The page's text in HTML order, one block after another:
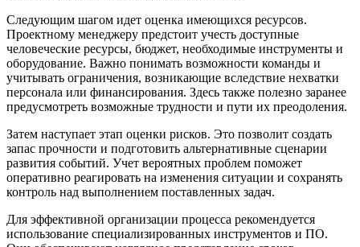
Следующим шагом идет оценка имеющихся ресурсов.
Проектному менеджеру предстоит учесть доступные
человеческие ресурсы, бюджет, необходимые инструменты и
оборудование. Важно понимать возможности команды и
учитывать ограничения, возникающие вследствие нехватки
персонала или финансирования. Здесь также полезно заранее
предусмотреть возможные трудности и пути их преодоления.
Затем наступает этап оценки рисков. Это позволит создать
запас прочности и подготовить альтернативные сценарии
развития событий. Учет вероятных проблем поможет
оперативно реагировать на изменения ситуации и сохранять
контроль над выполнением поставленных задач.
Для эффективной организации процесса рекомендуется
использование специализированных инструментов и ПО.